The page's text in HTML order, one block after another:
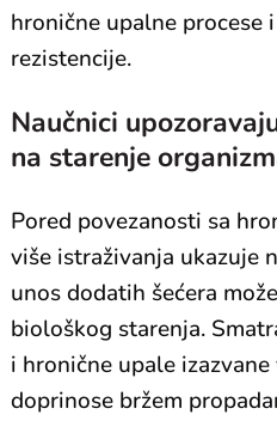
hronične upalne procese
rezistencije.
Naučnici
na starenje
Pored povezanosti sa
više istraživanja ukazuje
unos dodatih šećera
biološkog starenja.
i hronične upale
doprinose bržem